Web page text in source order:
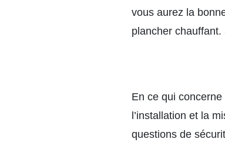
vous aurez la
plancher chauffant.
En ce qui
l’installation et la
questions de